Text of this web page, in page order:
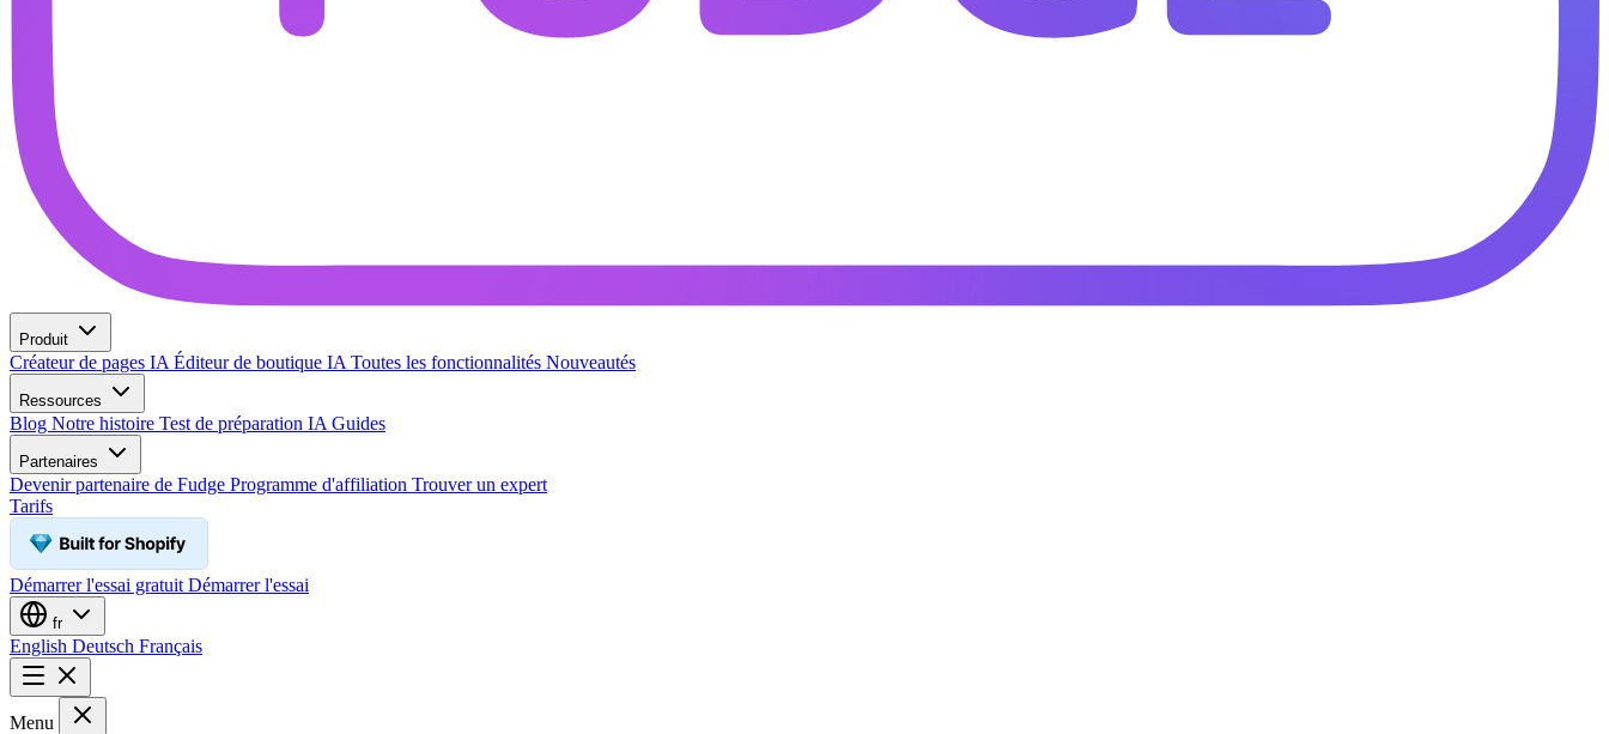
Produit
Créateur de pages IA Éditeur de boutique IA Toutes les fonctionnalités Nouveautés
Ressources
Blog Notre histoire Test de préparation IA Guides
Partenaires
Devenir partenaire de Fudge Programme d'affiliation Trouver un expert
Tarifs
Démarrer l'essai gratuit Démarrer l'essai
fr
English Deutsch Français
Menu